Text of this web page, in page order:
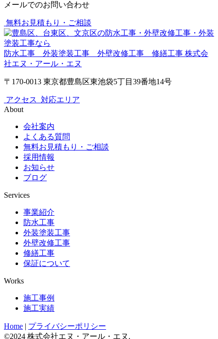
メールでのお問い合わせ
無料お見積もり・ご相談
防水工事 外装塗装工事 外壁改修工事 修繕工事 株式会
社エヌ・アール・エヌ
〒170-0013 東京都豊島区東池袋5丁目39番地14号
アクセス 対応エリア
About
会社案内
よくある質問
無料お見積もり・ご相談
採用情報
お知らせ
ブログ
Services
事業紹介
防水工事
外装塗装工事
外壁改修工事
修繕工事
保証について
Works
施工事例
施工実績
Home
プライバシーポリシー
©2024 株式会社エヌ・アール・エヌ.